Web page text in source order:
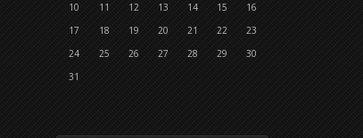
10
11 12 13 14 15
16
17
18 19 20 21 22
23
24
25 26 27 28 29
30
31